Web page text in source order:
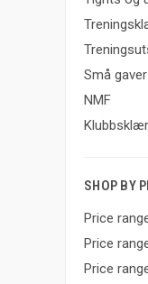
Små gaver
NMF
Klubbsklær
SHOP BY
Price
Price
Price